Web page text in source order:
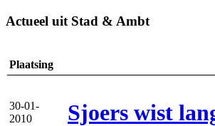
Actueel uit Stad & Ambt
Plaatsing
30-01-
2010
Sjoers wist